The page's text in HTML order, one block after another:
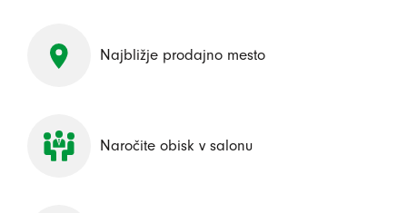
Najbližje prodajno mesto
Naročite obisk v salonu